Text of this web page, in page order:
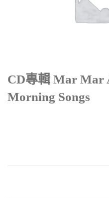
CD專輯 Mar Mar
Morning Songs